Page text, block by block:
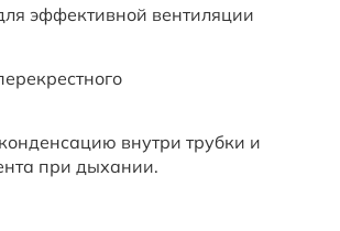
эффективной вентиляции
внутри трубки и
при дыхании.